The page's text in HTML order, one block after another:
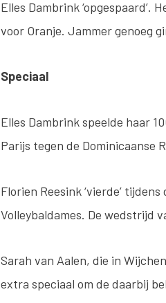
Elles Dambrink ‘opgespaard’.
voor Oranje. Jammer genoeg
Speciaal
Elles Dambrink speelde haar
Parijs tegen de Dominicaanse
Florien Reesink ‘vierde’
Volleybaldames. De wedstrijd
Sarah van Aalen, die in
extra speciaal om de daarbij